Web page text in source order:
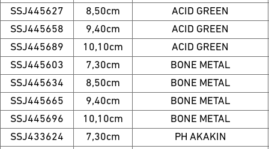
SSJ445627
8,50cm
ACID GREEN
SSJ445658
9,40cm
ACID GREEN
SSJ445689
10,10cm
ACID GREEN
SSJ445603
7,30cm
BONE METAL
SSJ445634
8,50cm
BONE METAL
SSJ445665
9,40cm
BONE METAL
SSJ445696
10,10cm
BONE METAL
SSJ433624
7,30cm
PH AKAKIN